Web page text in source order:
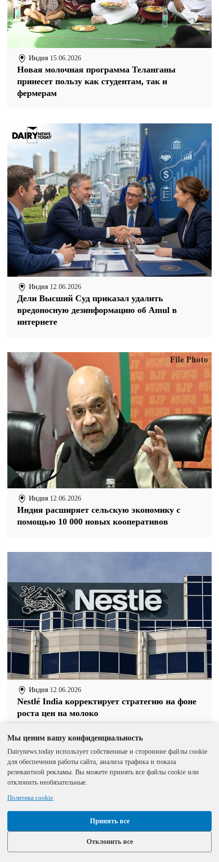
Индия 15.06.2026
Новая молочная программа Теланганы
принесет пользу как студентам, так и
фермерам
Индия 12.06.2026
Дели Высший Суд приказал удалить
вредоносную дезинформацию об Amul в
интернете
Индия 12.06.2026
Индия расширяет сельскую экономику с
помощью 10 000 новых кооперативов
Индия 12.06.2026
Nestlé India корректирует стратегию на фоне
роста цен на молоко
Мы ценим вашу конфиденциальность
Dairynews.today использует собственные и сторонние файлы cookie
для обеспечения работы сайта, анализа трафика и показа
релевантной рекламы. Вы можете принять все файлы cookie или
отклонить необязательные.
Политика cookie
Принять все
Отклонить все